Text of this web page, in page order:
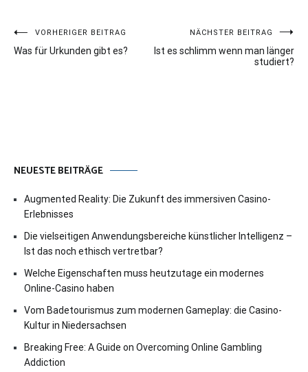
Beitragsnavigation
VORHERIGER BEITRAG
Was für Urkunden gibt es?
NÄCHSTER BEITRAG
Ist es schlimm wenn man länger
studiert?
NEUESTE BEITRÄGE
Augmented Reality: Die Zukunft des immersiven Casino-
Erlebnisses
Die vielseitigen Anwendungsbereiche künstlicher Intelligenz –
Ist das noch ethisch vertretbar?
Welche Eigenschaften muss heutzutage ein modernes
Online-Casino haben
Vom Badetourismus zum modernen Gameplay: die Casino-
Kultur in Niedersachsen
Breaking Free: A Guide on Overcoming Online Gambling
Addiction